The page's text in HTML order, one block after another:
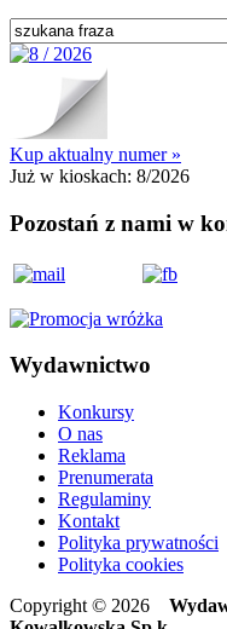
Kup aktualny numer »
Już w kioskach: 8/2026
Pozostań z nami w
Wydawnictwo
Konkursy
O nas
Reklama
Prenumerata
Regulaminy
Kontakt
Polityka prywatności
Polityka cookies
Copyright © 2026